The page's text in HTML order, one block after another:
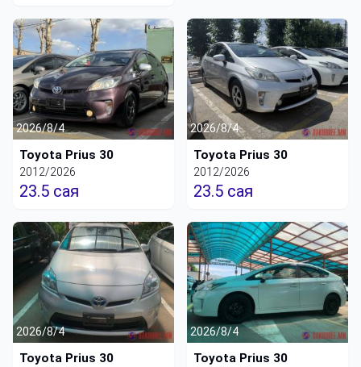
2026/8/4
Toyota Prius 30
2012/2026
23.5 сая
2026/8/4
Toyota Prius 30
2012/2026
23.5 сая
2026/8/4
Toyota Prius 30
2026/8/4
Toyota Prius 30